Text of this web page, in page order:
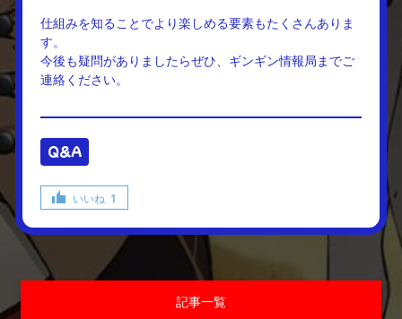
仕組みを知ることでより楽しめる要素もたくさんありま
す。
今後も疑問がありましたらぜひ、ギンギン情報局までご
連絡ください。
Q&A
いいね 1
記事一覧